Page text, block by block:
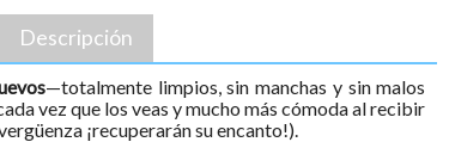
Descripción
—totalmente limpios, sin manchas y sin malos
vez que los veas y mucho más cómoda al recibir
¡recuperarán su encanto!).